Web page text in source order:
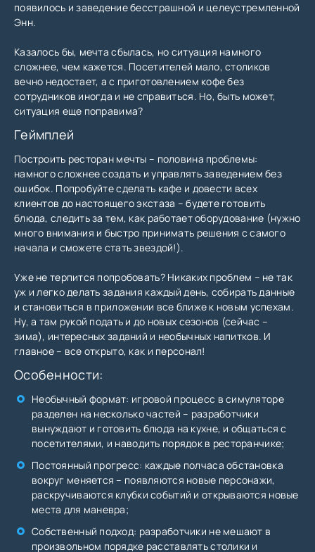
появилось и заведение бесстрашной и целеустремленной
Энн.
Казалось бы, мечта сбылась, но ситуация намного
сложнее, чем кажется. Посетителей мало, столиков
вечно недостает, а с приготовлением кофе без
сотрудников иногда и не справиться. Но, быть может,
ситуация еще поправима?
Геймплей
Построить ресторан мечты – половина проблемы:
намного сложнее создать и управлять заведением без
ошибок. Попробуйте сделать кафе и довести всех
клиентов до настоящего экстаза – будете готовить
блюда, следить за тем, как работает оборудование (нужно
много внимания и быстро принимать решения с самого
начала и сможете стать звездой!).
Уже не терпится попробовать? Никаких проблем – не так
уж и легко делать задания каждый день, собирать данные
и становиться в приложении все ближе к новым успехам.
Ну, а там рукой подать и до новых сезонов (сейчас –
зима), интересных заданий и необычных напитков. И
главное – все открыто, как и персонал!
Особенности:
Необычный формат: игровой процесс в симуляторе
разделен на несколько частей – разработчики
вынуждают и готовить блюда на кухне, и общаться с
посетителями, и наводить порядок в ресторанчике;
Постоянный прогресс: каждые полчаса обстановка
вокруг меняется – появляются новые персонажи,
раскручиваются клубки событий и открываются новые
места для маневра;
Собственный подход: разработчики не мешают в
произвольном порядке расставлять столики и